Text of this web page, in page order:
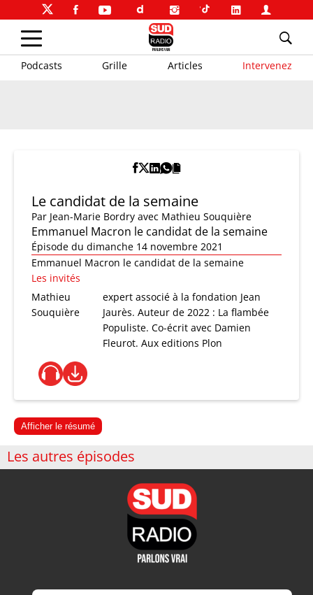
Podcasts Grille Articles Intervenez
Le candidat de la semaine
Par Jean-Marie Bordry avec Mathieu Souquière
Emmanuel Macron le candidat de la semaine
Épisode du dimanche 14 novembre 2021
Emmanuel Macron le candidat de la semaine
Les invités
Mathieu
Souquière
expert associé à la fondation Jean
Jaurès. Auteur de 2022 : La flambée
Populiste. Co-écrit avec Damien
Fleurot. Aux editions Plon
Afficher le résumé
Les autres épisodes